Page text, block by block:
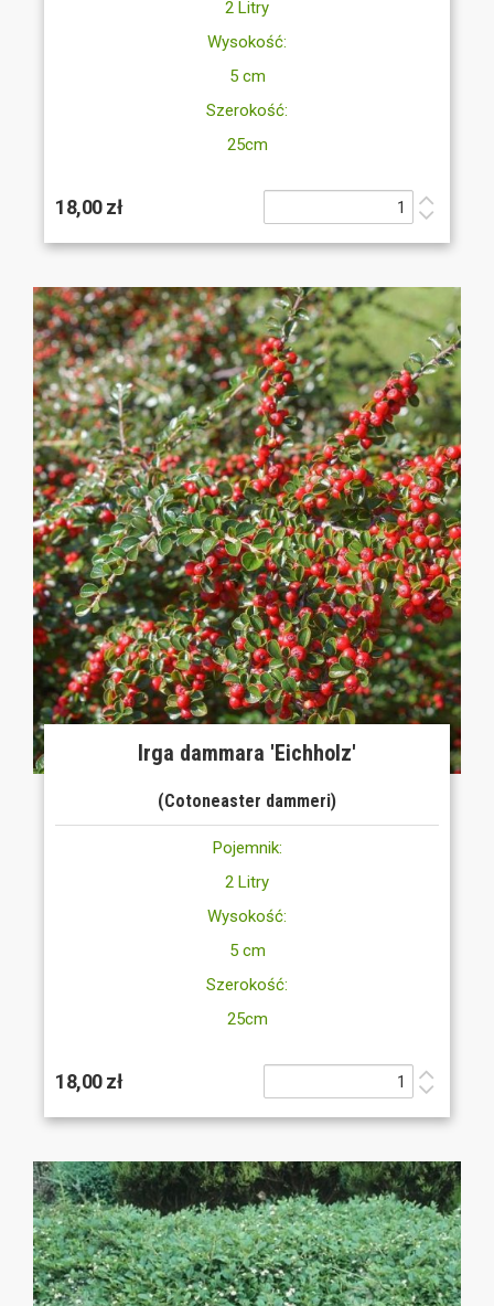
2 Litry
Wysokość:
5 cm
Szerokość:
25cm
18,00 zł
Irga dammara 'Eichholz'
(Cotoneaster dammeri)
Pojemnik:
2 Litry
Wysokość:
5 cm
Szerokość:
25cm
18,00 zł